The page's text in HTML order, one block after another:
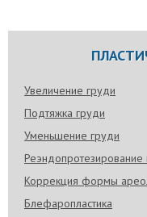
Увеличение груди
Подтяжка груди
Уменьшение груди
Реэндопротезирование
Коррекция формы
Блефаропластика